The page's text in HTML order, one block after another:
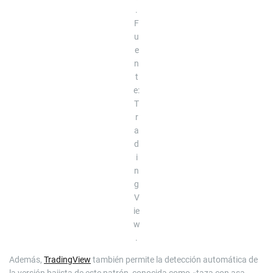
.
F
u
e
n
t
e:
T
r
a
d
i
n
g
V
ie
w
.
Además, TradingView también permite la detección automática de